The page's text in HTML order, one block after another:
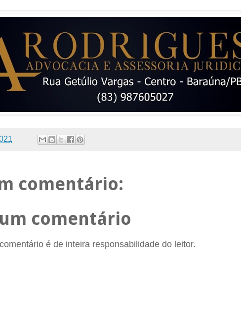
comentário:
comentário
é de inteira responsabilidade do leitor.